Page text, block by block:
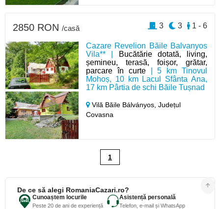
Cazare Revelion Băile Balvanyos
Vila** |
Bucătărie dotată, living,
șemineu, terasă, foișor, grătar,
parcare în curte| 5 km Tinovul
Mohoș, 10 km Lacul Sfânta Ana,
17 km Pârtia de schi Băile Tușnad
Vilă Băile Bálványos,Județul
Covasna
2850 RON /casă 1 - 6
3
3
1
De ce să alegi RomaniaCazari.ro?
Cunoaștem locurile
Peste 20 de ani de experiență
Asistență personală
Telefon, e-mail și WhatsApp